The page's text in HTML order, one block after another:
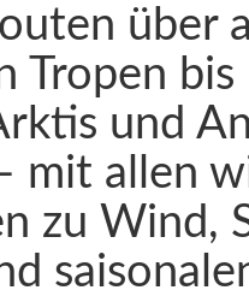
über
Tropen
und
mit allen
zu Wind,